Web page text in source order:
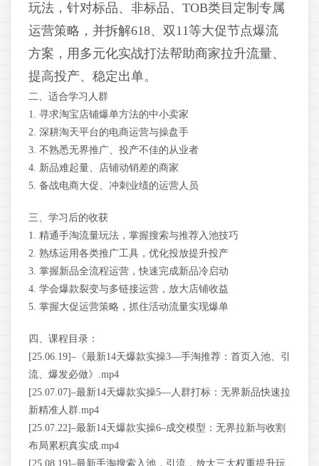
玩法，针对标品、非标品、TOB类目定制专属
运营策略，并拆解618、双11等大促节点爆流
方案，用多元化实战打法帮助商家拉升流量、
提高投产、稳定出单。
二、适合学习人群
1. 寻求淘宝店铺爆单方法的中小卖家
2. 深耕淘天平台的电商运营与操盘手
3. 不熟悉无界推广、投产不佳的从业者
4. 新品难起量、店铺动销差的商家
5. 备战电商大促、冲刺业绩的运营人员
三、学习后的收获
1. 精通手淘流量玩法，掌握搜索与推荐入池技巧
2. 熟练运用各类推广工具，优化投放提升投产
3. 掌握新品全流程运营，快速完成新品冷启动
4. 学会爆款裂变与多链接运营，放大店铺收益
5. 掌握大促运营策略，抓住活动流量实现爆单
四、课程目录：
[25.06.19]–《最新14天爆款实操3—手淘推荐：首页入池、引
流、爆发必做》.mp4
[25.07.07]–最新14天爆款实操5—人群打标：无界新品快速拉
新精准人群.mp4
[25.07.22]–最新14天爆款实操6–成交模型：无界拉新与收割
布局累积真实成.mp4
[25.08.19]–最新手淘搜索入池，引流，放大三大权重提升玩